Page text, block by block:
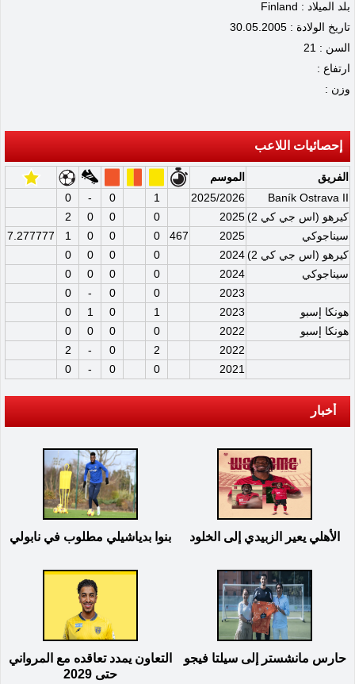
بلد الميلاد : Finland
تاريخ الولادة : 30.05.2005
السن : 21
ارتفاع :
وزن :
إحصائيات اللاعب
الفريق
الموسم
Baník Ostrava II
2025/2026
1
0
-
0
كيرهو (اس جي كي 2)
2025
0
0
0
2
سيناجوكي
2025
467
0
0
0
1
7.277777
كيرهو (اس جي كي 2)
2024
0
0
0
0
سيناجوكي
2024
0
0
0
0
2023
0
0
-
0
هونكا إسبو
2023
1
0
1
0
هونكا إسبو
2022
0
0
0
0
2022
2
0
-
2
2021
0
0
-
0
أخبار
الأهلي يعير الزبيدي إلى الخلود بنوا بدياشيلي مطلوب في نابولي
حارس مانشستر إلى سيلتا فيجو
التعاون يمدد تعاقده مع المرواني
حتى 2029